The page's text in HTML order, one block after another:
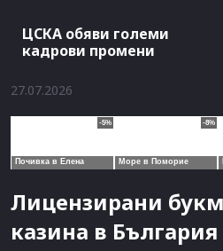
ЦСКА обяви големи
кадрови промени
27.07.2026
Лицензирани
казина в България